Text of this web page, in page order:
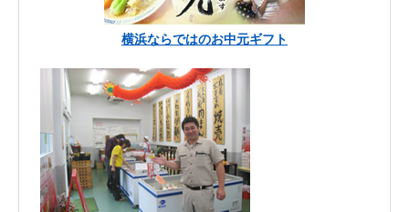
横浜ならではのお中元ギフト